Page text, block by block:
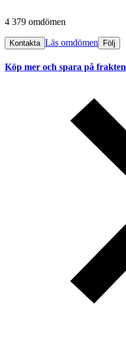
4 379 omdömen
Kontakta Läs omdömen Följ
Köp mer och spara på frakten